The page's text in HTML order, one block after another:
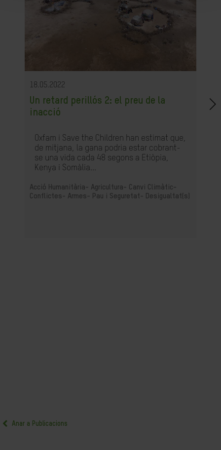
18.05.2022
Un retard perillós 2: el preu de la
inacció
Oxfam i Save the Children han estimat que,
de mitjana, la gana podria estar cobrant-
se una vida cada 48 segons a Etiòpia,
Kenya i Somàlia...
Acció Humanitària- Agricultura- Canvi Climàtic-
Conflictes- Armes- Pau i Seguretat- Desigualtat(s)
Anar a Publicacions